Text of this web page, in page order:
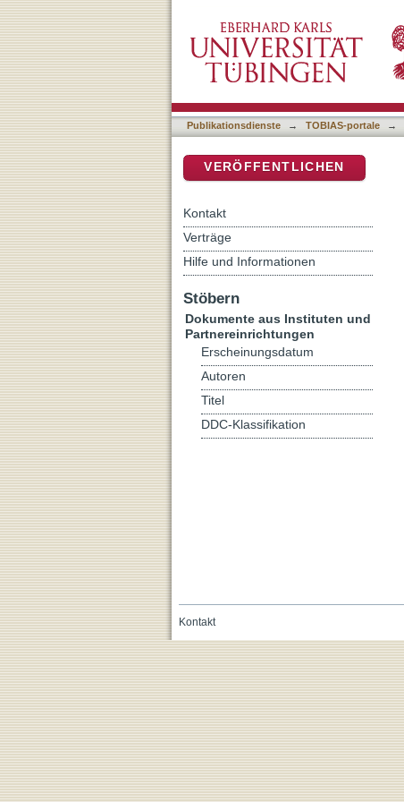
Publikationsdienste → TOBIAS-portale →
VERÖFFENTLICHEN
Kontakt
Verträge
Hilfe und Informationen
Stöbern
Dokumente aus Instituten und
Partnereinrichtungen
Erscheinungsdatum
Autoren
Titel
DDC-Klassifikation
Kontakt